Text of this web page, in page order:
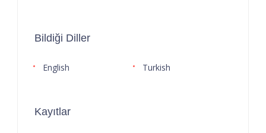
Bildiği Diller
English Turkish
Kayıtlar